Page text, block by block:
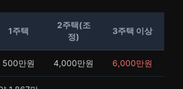
1주택
2주택(조
정)
3주택 이상
500만원 4,000만원 6,000만원